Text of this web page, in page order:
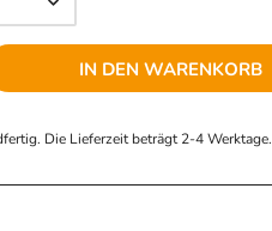
IN DEN WARENKORB
Die Lieferzeit beträgt 2-4 Werktage.